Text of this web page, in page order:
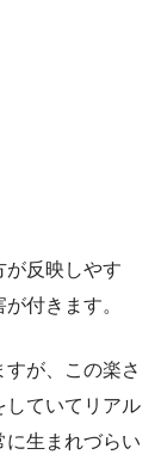
が反映しやす
付きます。
が、この楽さ
していてリアル
に生まれづらい